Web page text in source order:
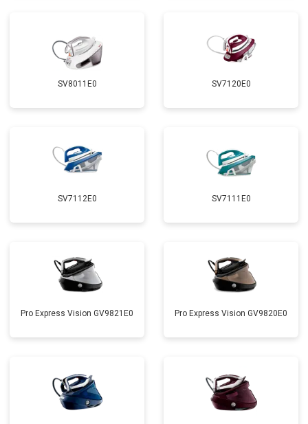
SV8011E0 SV7120E0
SV7112E0 SV7111E0
Pro Express Vision GV9821E0 Pro Express Vision GV9820E0